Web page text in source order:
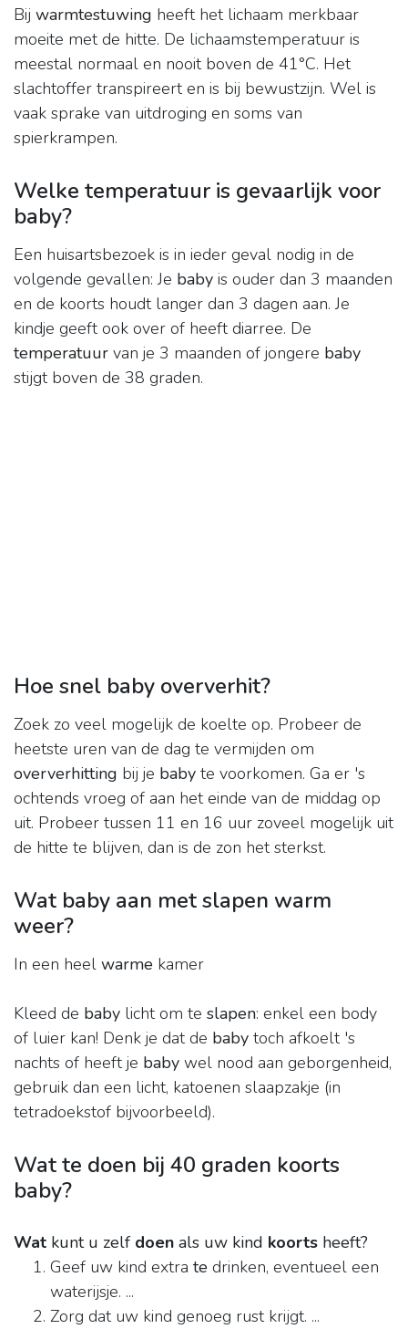
Bij warmtestuwing heeft het lichaam merkbaar
moeite met de hitte. De lichaamstemperatuur is
meestal normaal en nooit boven de 41°C. Het
slachtoffer transpireert en is bij bewustzijn. Wel is
vaak sprake van uitdroging en soms van
spierkrampen.
Welke temperatuur is gevaarlijk voor
baby?
Een huisartsbezoek is in ieder geval nodig in de
volgende gevallen: Je baby is ouder dan 3 maanden
en de koorts houdt langer dan 3 dagen aan. Je
kindje geeft ook over of heeft diarree. De
temperatuur van je 3 maanden of jongere baby
stijgt boven de 38 graden.
Hoe snel baby oververhit?
Zoek zo veel mogelijk de koelte op. Probeer de
heetste uren van de dag te vermijden om
oververhitting bij je baby te voorkomen. Ga er 's
ochtends vroeg of aan het einde van de middag op
uit. Probeer tussen 11 en 16 uur zoveel mogelijk uit
de hitte te blijven, dan is de zon het sterkst.
Wat baby aan met slapen warm
weer?
In een heel warme kamer
Kleed de baby licht om te slapen: enkel een body
of luier kan! Denk je dat de baby toch afkoelt 's
nachts of heeft je baby wel nood aan geborgenheid,
gebruik dan een licht, katoenen slaapzakje (in
tetradoekstof bijvoorbeeld).
Wat te doen bij 40 graden koorts
baby?
Wat kunt u zelf doen als uw kind koorts heeft?
Geef uw kind extra te drinken, eventueel een
waterijsje. ...
Zorg dat uw kind genoeg rust krijgt. ...